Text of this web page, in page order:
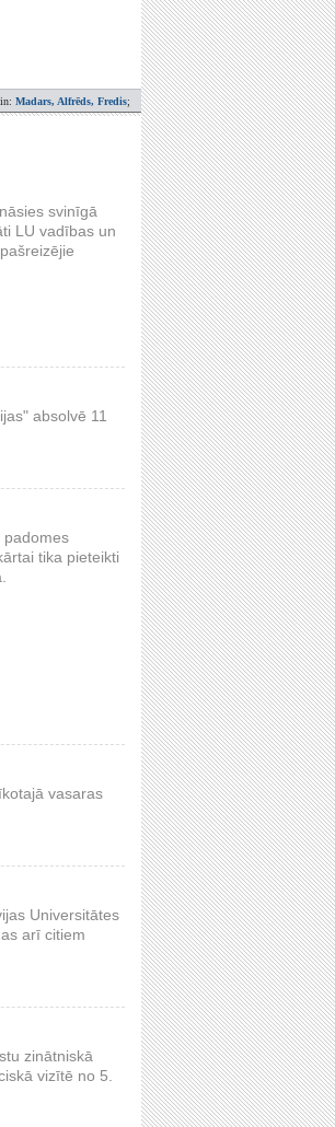
Madars, Alfrēds, Fredis;
svinīgā
LU vadības un
absolvē 11
padomes
tika pieteikti
vasaras
Universitātes
arī citiem
zinātniskā
vizītē no 5.